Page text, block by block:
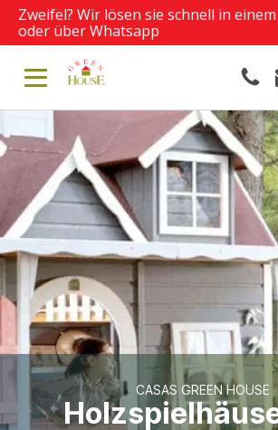
Zweifel? Wir lösen sie schnell in
oder über Whatsapp
CASAS GREEN HOUSE